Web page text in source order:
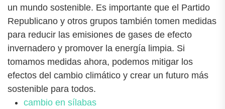
un mundo sostenible. Es importante que el Partido
Republicano y otros grupos también tomen medidas
para reducir las emisiones de gases de efecto
invernadero y promover la energía limpia. Si
tomamos medidas ahora, podemos mitigar los
efectos del cambio climático y crear un futuro más
sostenible para todos.
cambio en sílabas